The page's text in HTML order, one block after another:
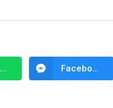
WhatsApp Facebook Messenger